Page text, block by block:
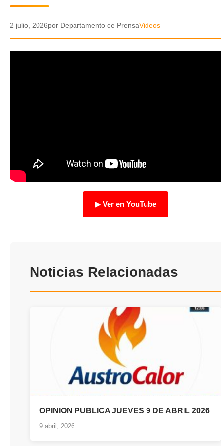
POLICIAL
TRANSPARENCIA
2 julio, 2026por Departamento de PrensaVideos
▶ Ver en YouTube
Noticias Relacionadas
OPINION PUBLICA JUEVES 9 DE ABRIL 2026
9 abril, 2026